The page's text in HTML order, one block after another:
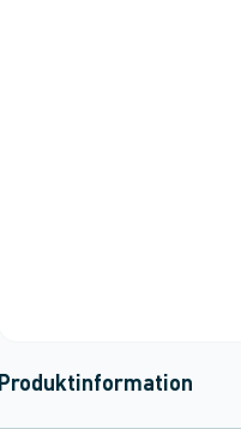
Produktinformation